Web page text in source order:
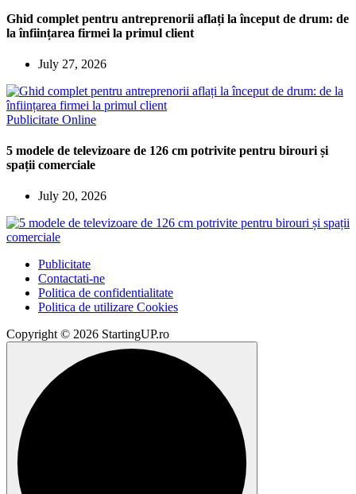
Ghid complet pentru antreprenorii aflați la început de drum: de
la înființarea firmei la primul client
July 27, 2026
Publicitate Online
5 modele de televizoare de 126 cm potrivite pentru birouri și
spații comerciale
July 20, 2026
Publicitate
Contactati-ne
Politica de confidentialitate
Politica de utilizare Cookies
Copyright © 2026 StartingUP.ro